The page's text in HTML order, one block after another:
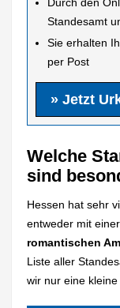
Standesamt
Sie erhalten
per Post
» Jetzt
Welche
sind
Hessen hat sehr
entweder mit
romantischen
Liste aller
wir nur eine